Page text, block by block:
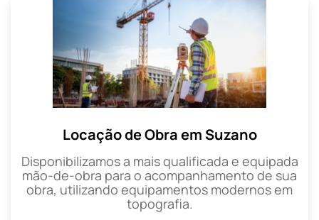
Locação de Obra em Suzano
Disponibilizamos a mais qualificada e equipada
mão-de-obra para o acompanhamento de sua
obra, utilizando equipamentos modernos em
topografia.